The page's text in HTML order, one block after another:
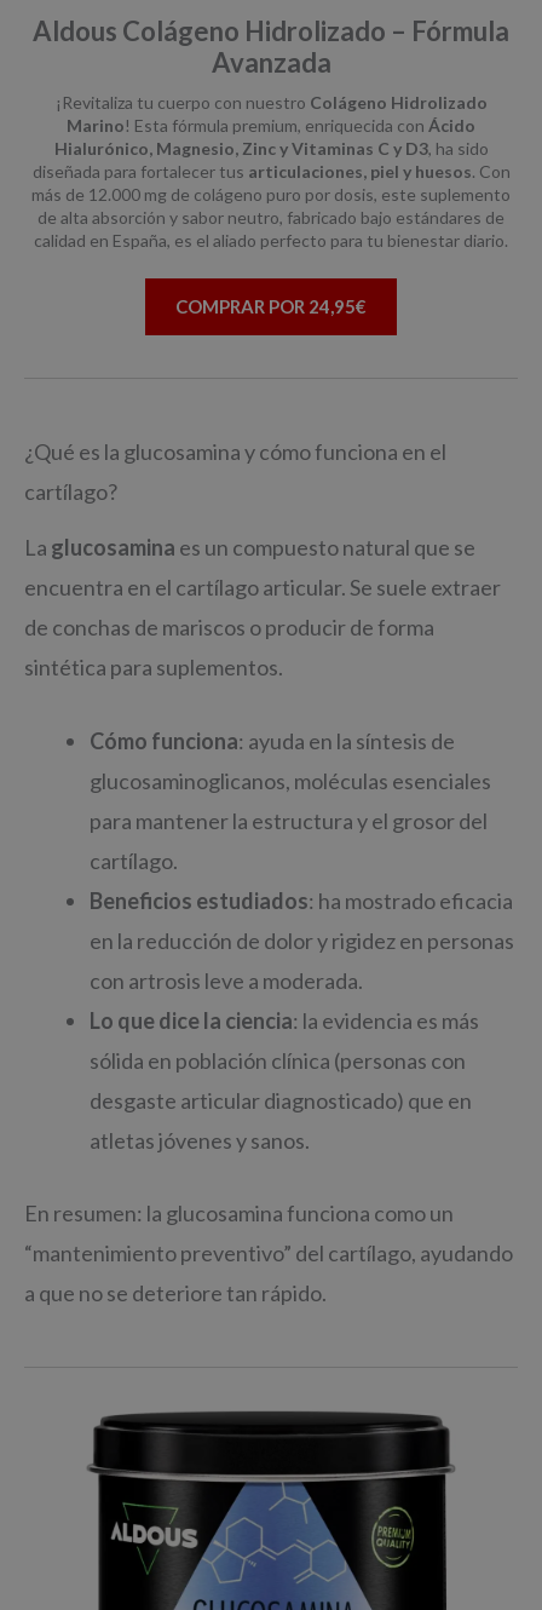
Aldous Colágeno Hidrolizado – Fórmula
Avanzada
¡Revitaliza tu cuerpo con nuestro Colágeno Hidrolizado
Marino! Esta fórmula premium, enriquecida con Ácido
Hialurónico, Magnesio, Zinc y Vitaminas C y D3, ha sido
diseñada para fortalecer tus articulaciones, piel y huesos. Con
más de 12.000 mg de colágeno puro por dosis, este suplemento
de alta absorción y sabor neutro, fabricado bajo estándares de
calidad en España, es el aliado perfecto para tu bienestar diario.
COMPRAR POR 24,95€
¿Qué es la glucosamina y cómo funciona en el
cartílago?
La glucosamina es un compuesto natural que se
encuentra en el cartílago articular. Se suele extraer
de conchas de mariscos o producir de forma
sintética para suplementos.
Cómo funciona: ayuda en la síntesis de
glucosaminoglicanos, moléculas esenciales
para mantener la estructura y el grosor del
cartílago.
Beneficios estudiados: ha mostrado eficacia
en la reducción de dolor y rigidez en personas
con artrosis leve a moderada.
Lo que dice la ciencia: la evidencia es más
sólida en población clínica (personas con
desgaste articular diagnosticado) que en
atletas jóvenes y sanos.
En resumen: la glucosamina funciona como un
“mantenimiento preventivo” del cartílago, ayudando
a que no se deteriore tan rápido.